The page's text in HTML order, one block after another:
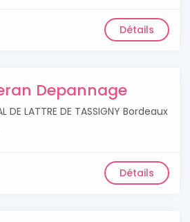
Détails
Depannage
DE LATTRE DE TASSIGNY Bordeaux
Détails